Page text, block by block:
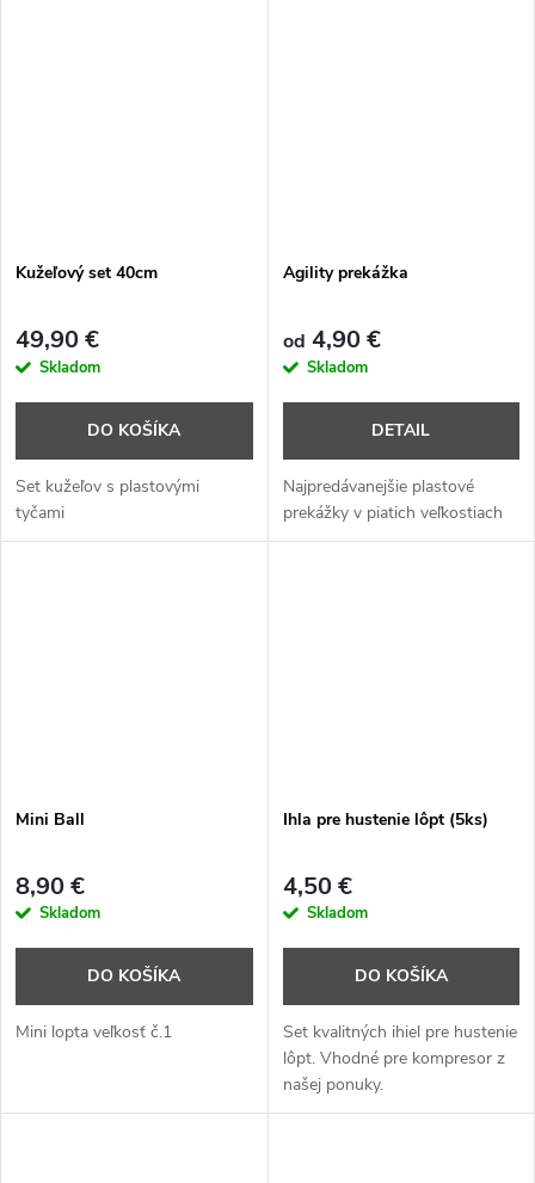
Kužeľový set 40cm
49,90 €
Skladom
DO KOŠÍKA
Set kužeľov s plastovými
tyčami
Agility prekážka
od 4,90 €
Skladom
DETAIL
Najpredávanejšie plastové
prekážky v piatich veľkostiach
Mini Ball
8,90 €
Skladom
DO KOŠÍKA
Mini lopta veľkosť č.1
Ihla pre hustenie lôpt (5ks)
4,50 €
Skladom
DO KOŠÍKA
Set kvalitných ihiel pre hustenie
lôpt. Vhodné pre kompresor z
našej ponuky.